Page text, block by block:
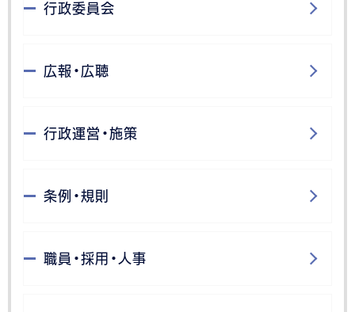
行政委員会
広報・広聴
行政運営・施策
条例・規則
職員・採用・人事